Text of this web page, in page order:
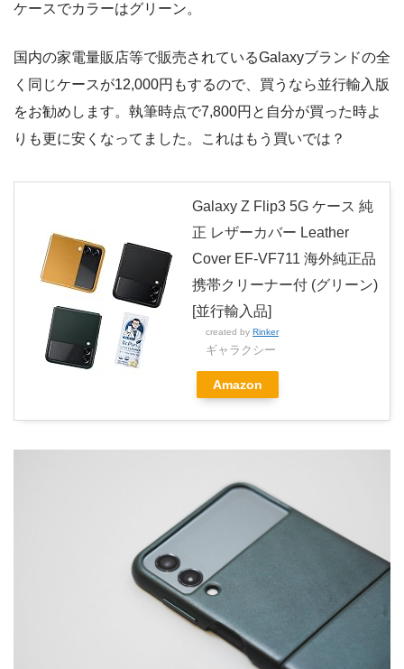
ケースでカラーはグリーン。
国内の家電量販店等で販売されているGalaxyブランドの全
く同じケースが12,000円もするので、買うなら並行輸入版
をお勧めします。執筆時点で7,800円と自分が買った時よ
りも更に安くなってました。これはもう買いでは？
Galaxy Z Flip3 5G ケース 純
正 レザーカバー Leather
Cover EF-VF711 海外純正品
携帯クリーナー付 (グリーン)
[並行輸入品]
created by Rinker
ギャラクシー
Amazon